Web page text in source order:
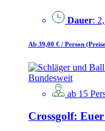
Dauer:
Ab 39,00 € / Person
Bundesweit
ab 15
Crossgolf: